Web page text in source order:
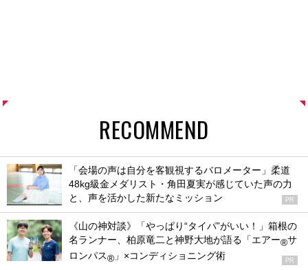
RECOMMEND
「会場の声は自分を客観視するバロメーター」柔道
48kg級金メダリスト・角田夏実が感じていた声の力
と、声を活かした新たなミッション
PR
《山の神対談》「やっぱり“タイパ”がいい！」箱根の
名ランナー、柏原竜二と神野大地が語る「エアー®サ
ロンパス® 」×コンディショニング術 PR